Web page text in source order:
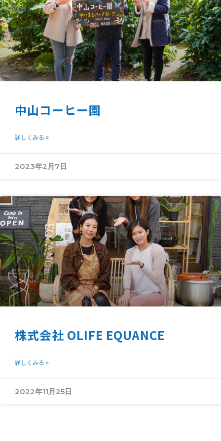
中山コーヒー園
詳しくみる »
2023年2月7日
株式会社 OLIFE EQUANCE
詳しくみる »
2022年11月25日